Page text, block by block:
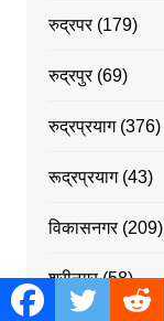
रुद्रपर(179)
रुद्रपुर(69)
रुद्रप्रयाग(376)
रूद्रप्रयाग(43)
विकासनगर(209)
श्रीनगर(58)